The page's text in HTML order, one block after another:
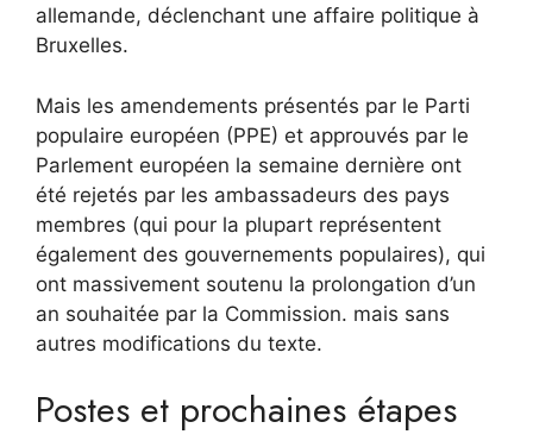
allemande, déclenchant une affaire politique à
Bruxelles.
Mais les amendements présentés par le Parti
populaire européen (PPE) et approuvés par le
Parlement européen la semaine dernière ont
été rejetés par les ambassadeurs des pays
membres (qui pour la plupart représentent
également des gouvernements populaires), qui
ont massivement soutenu la prolongation d’un
an souhaitée par la Commission. mais sans
autres modifications du texte.
Postes et prochaines étapes